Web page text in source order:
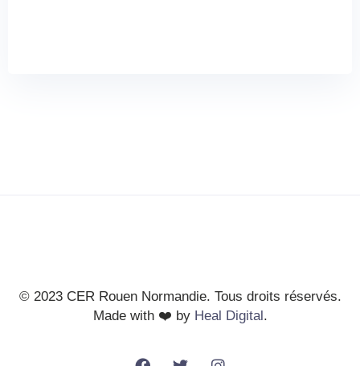
© 2023 CER Rouen Normandie. Tous droits réservés.
Made with ❤️ by Heal Digital.